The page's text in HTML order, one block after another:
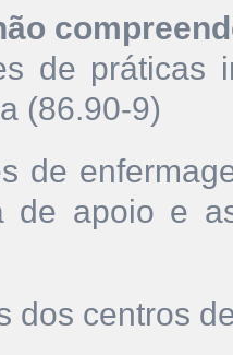
de práticas
(86.90-9)
de
de apoio e
dos centros